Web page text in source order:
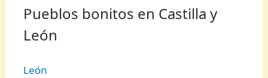
Pueblos bonitos en Castilla y
León
León